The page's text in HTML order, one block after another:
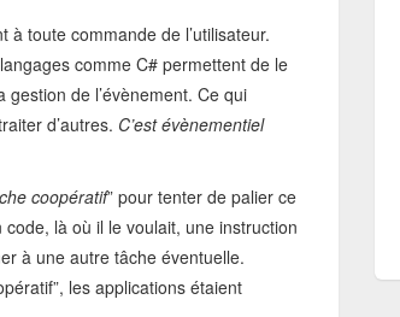
à toute commande de l’utilisateur.
comme C# permettent de le
de l’évènement. Ce qui
d’autres. C’est évènementiel
coopératif” pour tenter de palier ce
là où il le voulait, une instruction
à une autre tâche éventuelle.
les applications étaient